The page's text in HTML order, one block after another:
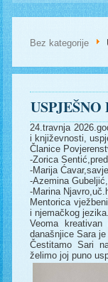
Bez kategorije
24.travnja
i književnosti,
Članice
-Zorica
-Marija
-Azemina
-Marina
Mentorica
i njemačkog jezika.
Veoma
današnjice Sara je
Čestitamo Sari
želimo joj puno